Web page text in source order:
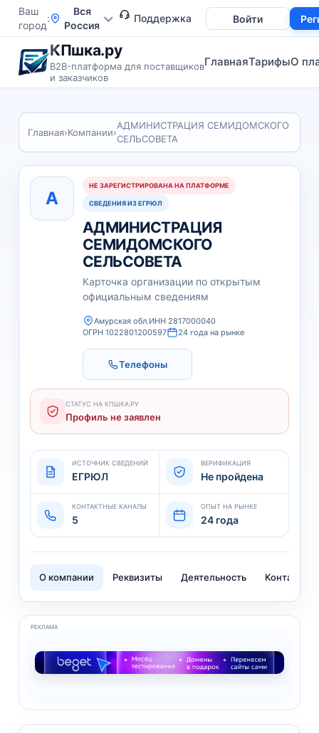
Ваш
город
Вся
Россия
Войти
Поддержка
КПшка.ру
B2B-платформа для поставщиков
и заказчиков
ГлавнаяТарифыО
Главная›Компании›
АДМИНИСТРАЦИЯ СЕМИДОМСКОГО
СЕЛЬСОВЕТА
А
НЕ ЗАРЕГИСТРИРОВАНА НА ПЛАТФОРМЕ
СВЕДЕНИЯ ИЗ ЕГРЮЛ
АДМИНИСТРАЦИЯ
СЕМИДОМСКОГО
СЕЛЬСОВЕТА
Карточка организации по открытым
официальным сведениям
Амурская обл.ИНН 2817000040
ОГРН 1022801200597
24 года на рынке
Телефоны
СТАТУС НА КПШКА.РУ
Профиль не заявлен
ИСТОЧНИК СВЕДЕНИЙ
ЕГРЮЛ
ВЕРИФИКАЦИЯ
Не пройдена
КОНТАКТНЫЕ КАНАЛЫ
5
ОПЫТ НА РЫНКЕ
24 года
О компании Реквизиты Деятельность Контакты
РЕКЛАМА